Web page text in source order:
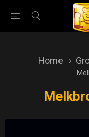
Home